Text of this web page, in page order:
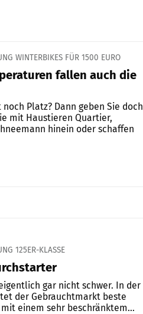
WINTERBIKES FÜR 1500 EURO
fallen auch die
noch Platz? Dann geben Sie doch
mit Haustieren Quartier,
hinein oder schaffen
125ER-KLASSE
gar nicht schwer. In der
der Gebrauchtmarkt beste
einem sehr beschränktem...